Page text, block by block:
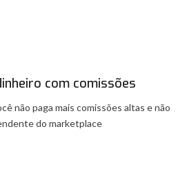
com comissões
não paga mais comissões altas e não
do marketplace